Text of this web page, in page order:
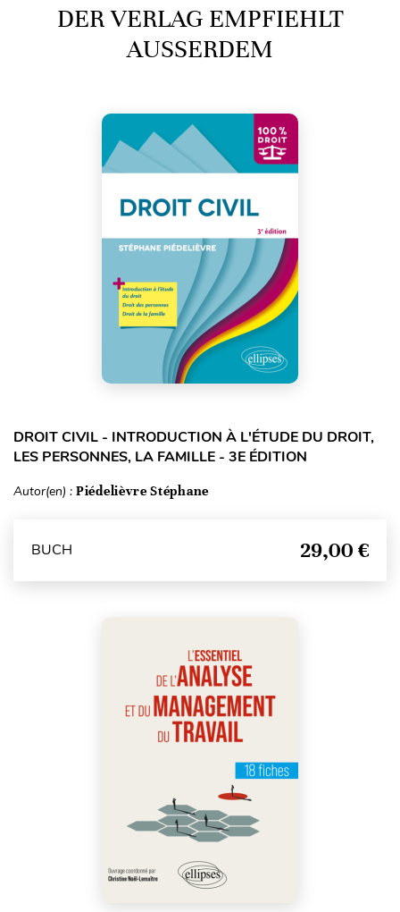
DER VERLAG EMPFIEHLT
AUSSERDEM
DROIT CIVIL - INTRODUCTION À L'ÉTUDE DU DROIT,
LES PERSONNES, LA FAMILLE - 3E ÉDITION
Autor(en) : Piédelièvre Stéphane
BUCH 29,00 €